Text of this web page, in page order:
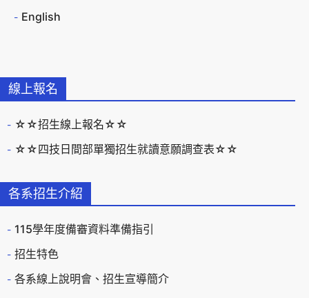
線上報名
☆☆招生線上報名☆☆
☆☆四技日間部單獨招生就讀意願調查表☆☆
各系招生介紹
115學年度備審資料準備指引
招生特色
各系線上說明會、招生宣導簡介
English